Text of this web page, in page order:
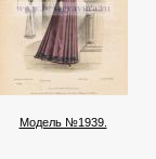
Модель №1939.